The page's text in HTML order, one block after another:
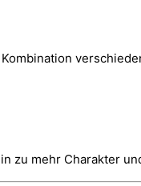
zu mehr Charakter